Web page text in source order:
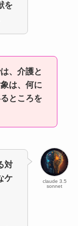
を
、介護と
は、何に
ところを
claude 3.5
sonnet
対
ケ